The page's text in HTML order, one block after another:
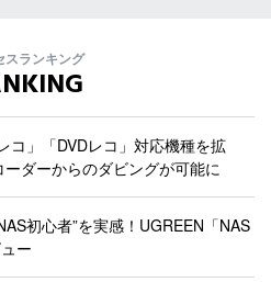
スランキング
コ」「DVDレコ」対応機種を拡
ダーからのダビングが可能に
初心者”を実感！UGREEN「NAS
ー